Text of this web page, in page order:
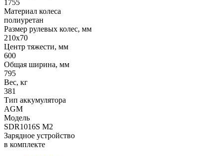
1755
Материал колеса
полиуретан
Размер рулевых колес, мм
210x70
Центр тяжести, мм
600
Общая ширина, мм
795
Вес, кг
381
Тип аккумулятора
AGM
Модель
SDR1016S M2
Зарядное устройство
в комплекте